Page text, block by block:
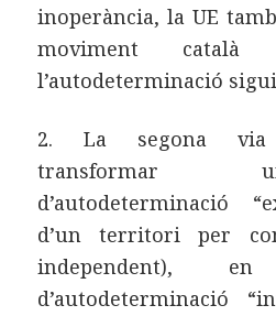
inoperància, la UE
moviment
l’autodeterminació
2. La segona via
transformar
d’autodeterminació
d’un territori per
independent),
d’autodeterminació